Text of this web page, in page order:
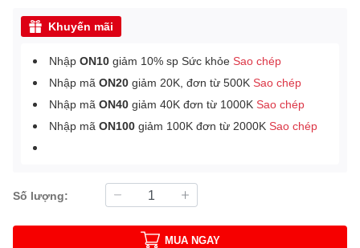
Khuyến mãi
Nhập ON10 giảm 10% sp Sức khỏe Sao chép
Nhập mã ON20 giảm 20K, đơn từ 500K Sao chép
Nhập mã ON40 giảm 40K đơn từ 1000K Sao chép
Nhập mã ON100 giảm 100K đơn từ 2000K Sao chép
Số lượng:
MUA NGAY